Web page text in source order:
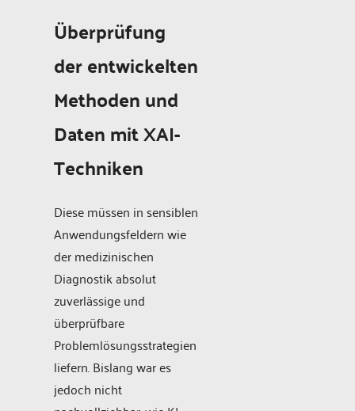
Überprüfung
der entwickelten
Methoden und
Daten mit XAI-
Techniken
Diese müssen in sensiblen
Anwendungsfeldern wie
der medizinischen
Diagnostik absolut
zuverlässige und
überprüfbare
Problemlösungsstrategien
liefern. Bislang war es
jedoch nicht